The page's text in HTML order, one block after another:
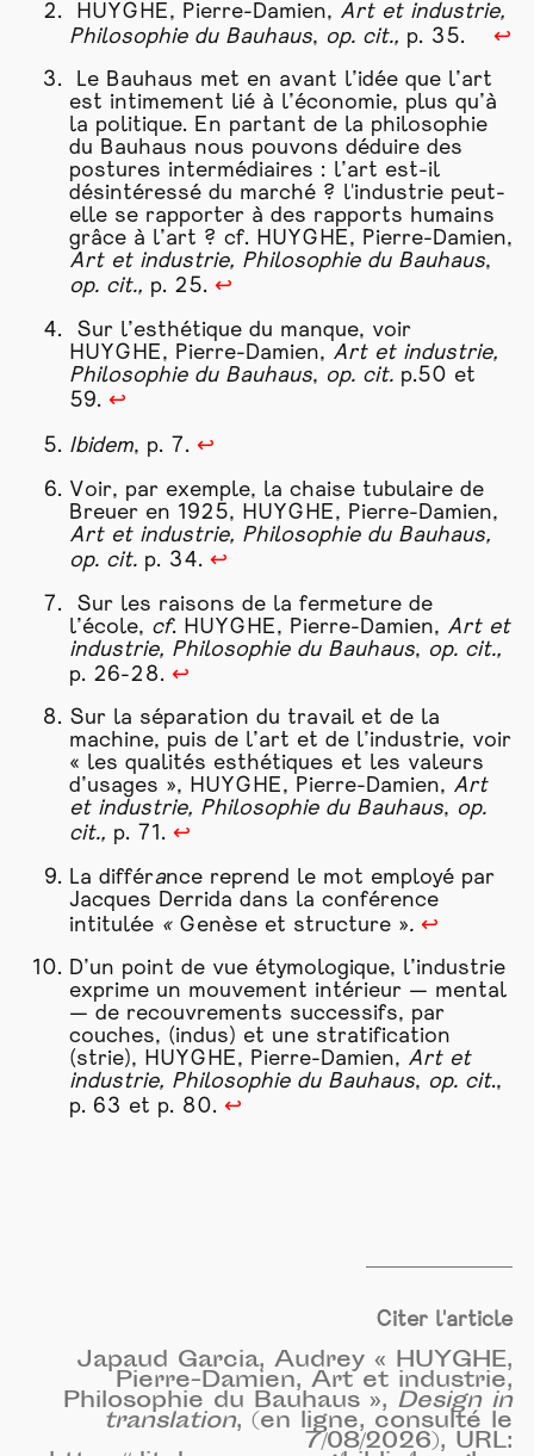
HUYGHE, Pierre-Damien, Art et industrie,
Philosophie du Bauhaus, op. cit., p. 35. ↩
Le Bauhaus met en avant l’idée que l’art
est intimement lié à l’économie, plus qu’à
la politique. En partant de la philosophie
du Bauhaus nous pouvons déduire des
postures intermédiaires : l’art est-il
désintéressé du marché ? l'industriepeut-
elle se rapporter à des rapports humains
grâce à l’art ? cf. HUYGHE, Pierre-Damien,
Art et industrie, Philosophie du Bauhaus,
op. cit., p. 25. ↩
Sur l’esthétique du manque, voir
HUYGHE, Pierre-Damien, Art et industrie,
Philosophie du Bauhaus, op. cit.p.50 et
59. ↩
Ibidem, p. 7. ↩
Voir, par exemple, la chaise tubulaire de
Breuer en 1925, HUYGHE, Pierre-Damien,
Art et industrie, Philosophie du Bauhaus,
op. cit.p. 34. ↩
Sur les raisons de la fermeture de
l’école, cf. HUYGHE, Pierre-Damien, Art et
industrie, Philosophie du Bauhaus, op. cit.,
p. 26-28. ↩
Sur la séparation du travail et de la
machine, puis de l’art et de l’industrie, voir
« les qualités esthétiques et les valeurs
d’usages », HUYGHE, Pierre-Damien, Art
et industrie, Philosophie du Bauhaus, op.
cit., p. 71. ↩
La différance reprend le mot employé par
Jacques Derrida dans la conférence
intitulée « Genèse et structure ». ↩
D’un point de vue étymologique, l’industrie
exprime un mouvement intérieur — mental
— de recouvrements successifs, par
couches, (indus) et une stratification
(strie), HUYGHE, Pierre-Damien, Art et
industrie, Philosophie du Bauhaus, op. cit.,
p. 63 et p. 80. ↩
Citer l'article
Japaud Garcia, Audrey « HUYGHE,
Pierre-Damien, Art et industrie,
Philosophie du Bauhaus », Design in
translation, (en ligne, consulté le
7/08/2026), URL: